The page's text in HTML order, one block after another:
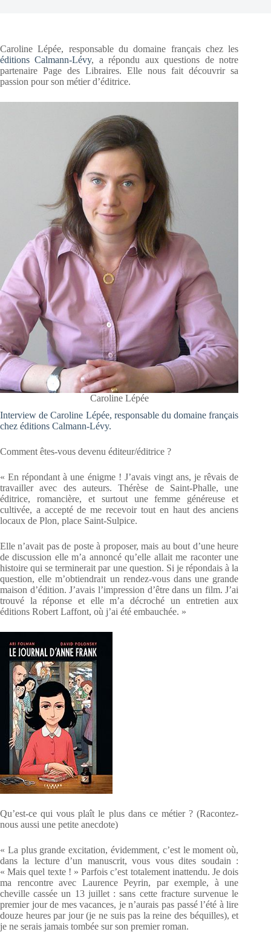
Caroline Lépée, responsable du domaine français chez les
éditions Calmann-Lévy, a répondu aux questions de notre
partenaire Page des Libraires. Elle nous fait découvrir sa
passion pour son métier d’éditrice.
Caroline Lépée
Interview de Caroline Lépée, responsable du domaine français
chez éditions Calmann-Lévy.
Comment êtes-vous devenu éditeur/éditrice ?
« En répondant à une énigme ! J’avais vingt ans, je rêvais de
travailler avec des auteurs. Thérèse de Saint-Phalle, une
éditrice, romancière, et surtout une femme généreuse et
cultivée, a accepté de me recevoir tout en haut des anciens
locaux de Plon, place Saint-Sulpice.
Elle n’avait pas de poste à proposer, mais au bout d’une heure
de discussion elle m’a annoncé qu’elle allait me raconter une
histoire qui se terminerait par une question. Si je répondais à la
question, elle m’obtiendrait un rendez-vous dans une grande
maison d’édition. J’avais l’impression d’être dans un film. J’ai
trouvé la réponse et elle m’a décroché un entretien aux
éditions Robert Laffont, où j’ai été embauchée. »
Qu’est-ce qui vous plaît le plus dans ce métier ? (Racontez-
nous aussi une petite anecdote)
« La plus grande excitation, évidemment, c’est le moment où,
dans la lecture d’un manuscrit, vous vous dites soudain :
« Mais quel texte ! » Parfois c’est totalement inattendu. Je dois
ma rencontre avec Laurence Peyrin, par exemple, à une
cheville cassée un 13 juillet : sans cette fracture survenue le
premier jour de mes vacances, je n’aurais pas passé l’été à lire
douze heures par jour (je ne suis pas la reine des béquilles), et
je ne serais jamais tombée sur son premier roman.